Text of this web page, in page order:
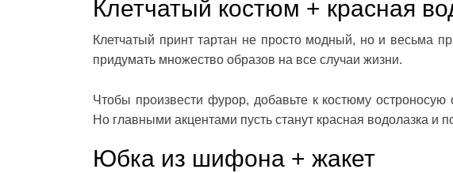
Клетчатый костюм + красная
Клетчатый принт тартан не просто модный, но и весьма
придумать множество образов на все случаи жизни.
Чтобы произвести фурор, добавьте к костюму
Но главными акцентами пусть станут красная водолазка и
Юбка из шифона + жакет